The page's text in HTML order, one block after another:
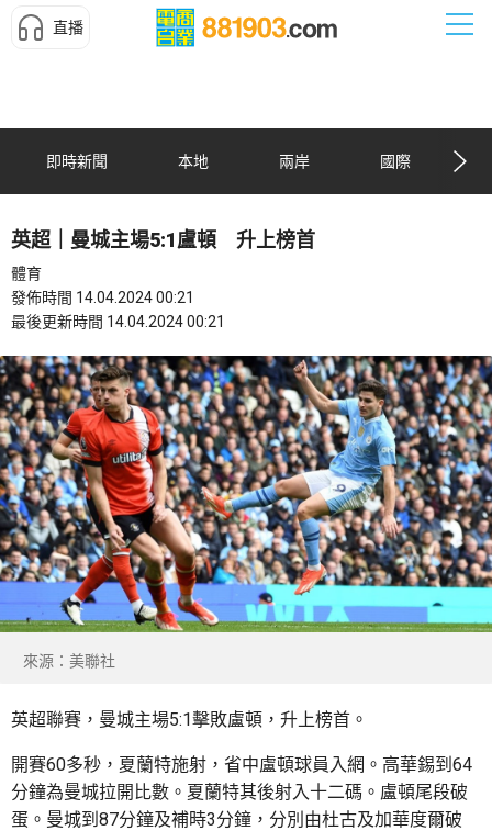
直播
即時新聞 本地 兩岸 國際
英超｜曼城主場5:1盧頓 升上榜首
體育
發佈時間 14.04.2024 00:21
最後更新時間 14.04.2024 00:21
來源：美聯社
英超聯賽，曼城主場5:1擊敗盧頓，升上榜首。
開賽60多秒，夏蘭特施射，省中盧頓球員入網。高華錫到64
分鐘為曼城拉開比數。夏蘭特其後射入十二碼。盧頓尾段破
蛋。曼城到87分鐘及補時3分鐘，分別由杜古及加華度爾破